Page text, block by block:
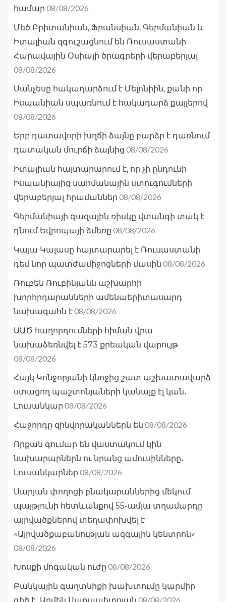
համար 08/08/2026
Մեծ Բրիտանիան, Ֆրանսիան, Գերմանիան և
Իտալիան զգուշացնում են Ռուսաստանի
Հարավային Օսիայի ծրագրերի վերաբերյալ
08/08/2026
Սանչեսը հակադարձում է Մելոնիին, քանի որ
Իսպանիան սպառնում է հակադարձ քայլերով
08/08/2026
Երբ դատավորի խղճի ձայնը բարձր է դառնում
դատական մուրճի ձայնից 08/08/2026
Իտալիան հայտարարում է, որ չի ընդունի
Իսպանիայից սահմանային ստուգումների
վերաբերյալ հրամաններ 08/08/2026
Գերմանիայի գազային ռիսկը վտանգի տակ է
դնում Եվրոպայի ձմեռը 08/08/2026
Կայա Կալասը հայտարարել է Ռուսաստանի
դեմ նոր պատժամիջոցների մասին 08/08/2026
Ռուբեն Ռուբինյանն աշխարհի
խորհրդարանների ամենաերիտասարդ
նախագահն է08/08/2026
ԱԱԾ հաղորդումների հիման վրա
նախաձեռնվել է 573 քրեական վարույթ
08/08/2026
Հայկ Կոնջորյանի կնոջից շատ աշխատավարձ
ստացող պաշտոնյաների կանայք էլ կան․
Լուսանկար 08/08/2026
Հաջորդը զինվորականներն են 08/08/2026
Որքան գումար են վաստակում կին
նախարարներն ու նրանց ամուսինները․
Լուսանկարներ 08/08/2026
Սարյան փողոցի բնակարաններից մեկում
պայթյունի հետևանքով 55-ամյա տղամարդը
այրվածքներով տեղափոխվել է
«Այրվածքաբանության ազգային կենտրոն»
08/08/2026
Խոսքի մոգական ուժը 08/08/2026
Բանկային գաղտնիքի խախտումը կարմիր
08/08/2026